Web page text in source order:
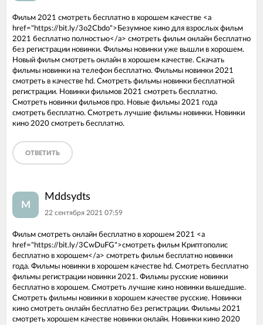
Фильм 2021 смотреть бесплатно в хорошем качестве <a
href="https://bit.ly/3o2Cbdo">Безумное кино для взрослых фильм
2021 бесплатно полностью</a> смотреть фильм онлайн бесплатно
без регистрации новинки. Фильмы новинки уже вышли в хорошем.
Новый фильм смотреть онлайн в хорошем качестве. Скачать
фильмы новинки на телефон бесплатно. Фильмы новинки 2021
смотреть в качестве hd. Смотреть фильмы новинки бесплатной
регистрации. Новинки фильмов 2021 смотреть бесплатно.
Смотреть новинки фильмов про. Новые фильмы 2021 года
смотреть бесплатно. Смотреть лучшие фильмы новинки. Новинки
кино 2020 смотреть бесплатно.
ОТВЕТИТЬ
M
Mddsydts
22 сентября 2021 07:59
Фильм смотреть онлайн бесплатно в хорошем 2021 <a
href="https://bit.ly/3CwDuFG">смотреть фильм Криптополис
бесплатно в хорошем</a> смотреть фильм бесплатно новинки
года. Фильмы новинки в хорошем качестве hd. Смотреть бесплатно
фильмы регистрации новинки 2021. Фильмы русские новинки
бесплатно в хорошем. Смотреть лучшие кино новинки вышедшие.
Смотреть фильмы новинки в хорошем качестве русские. Новинки
кино смотреть онлайн бесплатно без регистрации. Фильмы 2021
смотреть хорошем качестве новинки онлайн. Новинки кино 2020